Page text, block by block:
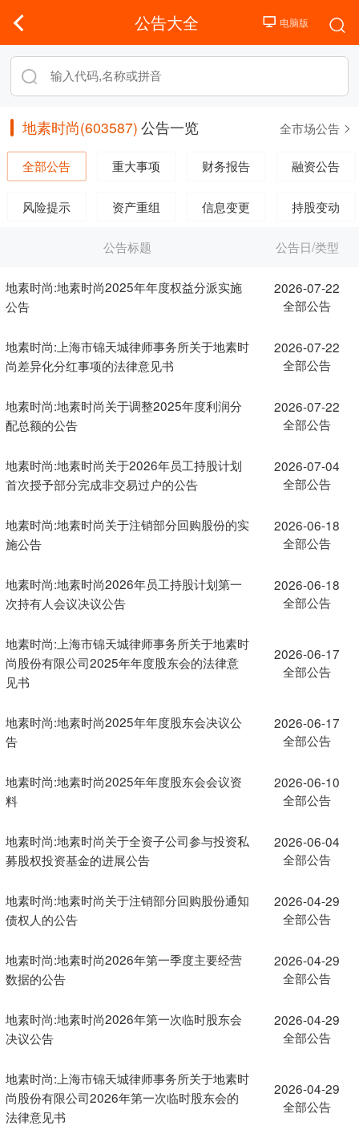
公告大全
地素时尚(603587) 公告一览 全市场公告
全部公告 重大事项 财务报告 融资公告
风险提示 资产重组 信息变更 持股变动
公告标题 公告日/类型
地素时尚:地素时尚2025年年度权益分派实施
公告
2026-07-22
全部公告
地素时尚:上海市锦天城律师事务所关于地素时
尚差异化分红事项的法律意见书
2026-07-22
全部公告
地素时尚:地素时尚关于调整2025年度利润分
配总额的公告
2026-07-22
全部公告
地素时尚:地素时尚关于2026年员工持股计划
首次授予部分完成非交易过户的公告
2026-07-04
全部公告
地素时尚:地素时尚关于注销部分回购股份的实
施公告
2026-06-18
全部公告
地素时尚:地素时尚2026年员工持股计划第一
次持有人会议决议公告
2026-06-18
全部公告
地素时尚:上海市锦天城律师事务所关于地素时
尚股份有限公司2025年年度股东会的法律意
见书
2026-06-17
全部公告
地素时尚:地素时尚2025年年度股东会决议公
告
2026-06-17
全部公告
地素时尚:地素时尚2025年年度股东会会议资
料
2026-06-10
全部公告
地素时尚:地素时尚关于全资子公司参与投资私
募股权投资基金的进展公告
2026-06-04
全部公告
地素时尚:地素时尚关于注销部分回购股份通知
债权人的公告
2026-04-29
全部公告
地素时尚:地素时尚2026年第一季度主要经营
数据的公告
2026-04-29
全部公告
地素时尚:地素时尚2026年第一次临时股东会
决议公告
2026-04-29
全部公告
地素时尚:上海市锦天城律师事务所关于地素时
尚股份有限公司2026年第一次临时股东会的
法律意见书
2026-04-29
全部公告